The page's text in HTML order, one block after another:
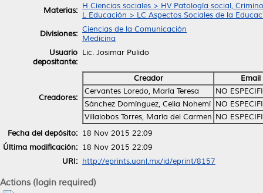
Materias: H Ciencias sociales > HV Patología social,
L Educación > LC Aspectos Sociales de la
Divisiones: Ciencias de la Comunicación
Medicina
Usuario
depositante:
Lic. Josimar Pulido
Creadores:
Creador
Email
Cervantes Loredo, María Teresa
NO
Sánchez Domínguez, Celia Nohemí NO
Villalobos Torres, María del Carmen NO
Fecha del depósito: 18 Nov 2015 22:09
Última modificación: 18 Nov 2015 22:09
URI: http://eprints.uanl.mx/id/eprint/8157
Actions (login required)